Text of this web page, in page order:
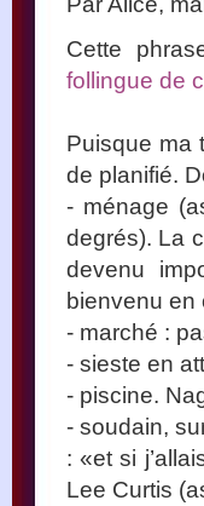
Cette
follingue de
Puisque ma
de planifié.
- ménage
degrés). La
devenu
bienvenu en
- marché :
- sieste en
- piscine.
- soudain,
: «et si
Lee Curtis